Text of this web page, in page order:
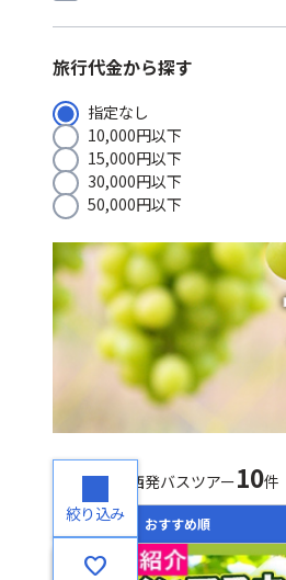
旅行代金から探す
指定なし
10,000円以下
15,000円以下
30,000円以下
50,000円以下
絞り込み
favorite
検索結果 関西発バスツアー10件
おすすめ順